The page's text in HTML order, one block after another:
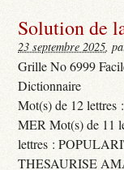
Solution de
23 septembre 2025,
Grille No 6999
Dictionnaire
Mot(s) de 12
MER Mot(s) de 11
lettres :
THESAURISE